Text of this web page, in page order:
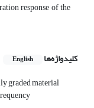
response of the
کلیدواژه‌ها English
graded material